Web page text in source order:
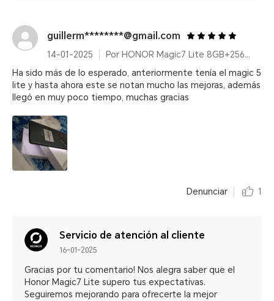
guillerm********@gmail.com
14-01-2025
Por HONOR Magic7 Lite 8GB+256GB Titanium Black
Ha sido más de lo esperado, anteriormente tenía el magic 5
lite y hasta ahora este se notan mucho las mejoras, además
llegó en muy poco tiempo, muchas gracias
Denunciar 1
Servicio de atención al cliente
16-01-2025
Gracias por tu comentario! Nos alegra saber que el
Honor Magic7 Lite supero tus expectativas.
Seguiremos mejorando para ofrecerte la mejor